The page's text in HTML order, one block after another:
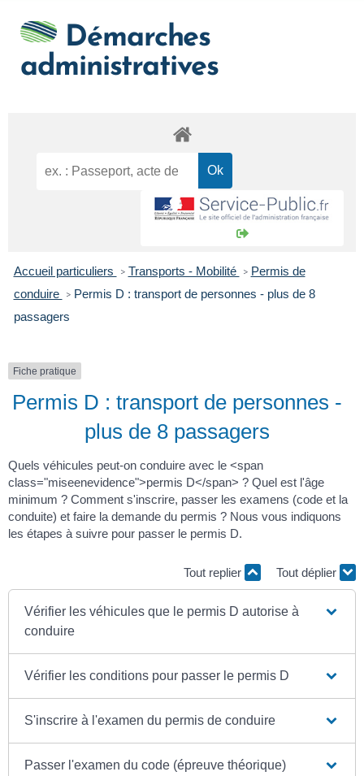
Démarches
administratives
Accueil particuliers > Transports - Mobilité > Permis de
conduire > Permis D : transport de personnes - plus de 8
passagers
Fiche pratique
Permis D : transport de personnes -
plus de 8 passagers
Quels véhicules peut-on conduire avec le <span
class="miseenevidence">permis D</span> ? Quel est l'âge
minimum ? Comment s'inscrire, passer les examens (code et la
conduite) et faire la demande du permis ? Nous vous indiquons
les étapes à suivre pour passer le permis D.
Tout replier Tout déplier
Vérifier les véhicules que le permis D autorise à
conduire
Vérifier les conditions pour passer le permis D
S'inscrire à l'examen du permis de conduire
Passer l'examen du code (épreuve théorique)